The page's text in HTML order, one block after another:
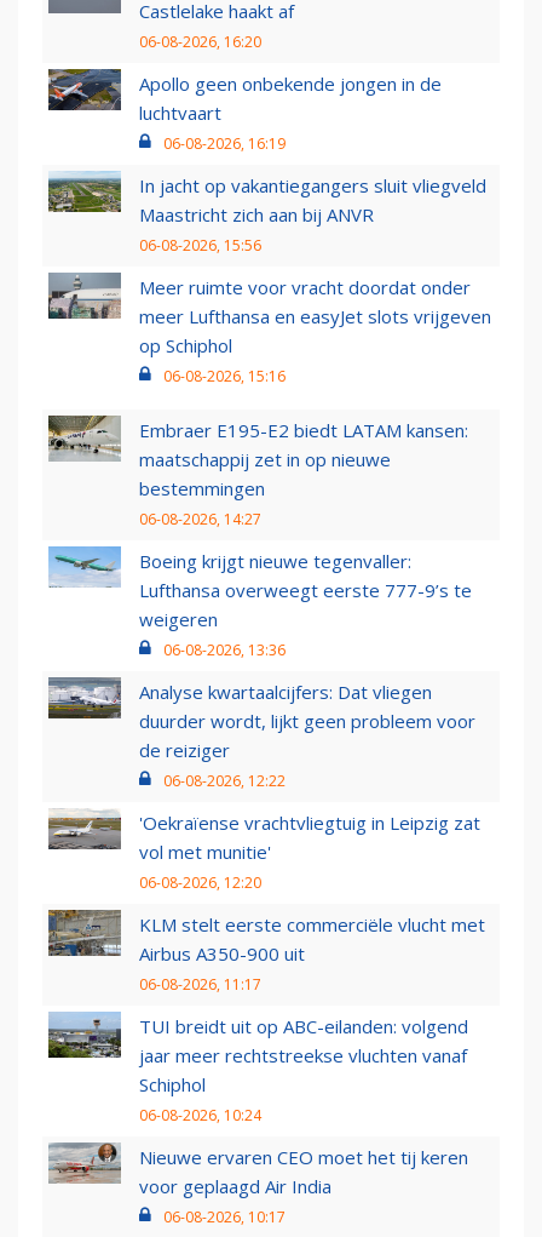
Castlelake haakt af
06-08-2026, 16:20
Apollo geen onbekende jongen in de
luchtvaart
06-08-2026, 16:19
In jacht op vakantiegangers sluit vliegveld
Maastricht zich aan bij ANVR
06-08-2026, 15:56
Meer ruimte voor vracht doordat onder
meer Lufthansa en easyJet slots vrijgeven
op Schiphol
06-08-2026, 15:16
Embraer E195-E2 biedt LATAM kansen:
maatschappij zet in op nieuwe
bestemmingen
06-08-2026, 14:27
Boeing krijgt nieuwe tegenvaller:
Lufthansa overweegt eerste 777-9’s te
weigeren
06-08-2026, 13:36
Analyse kwartaalcijfers: Dat vliegen
duurder wordt, lijkt geen probleem voor
de reiziger
06-08-2026, 12:22
'Oekraïense vrachtvliegtuig in Leipzig zat
vol met munitie'
06-08-2026, 12:20
KLM stelt eerste commerciële vlucht met
Airbus A350-900 uit
06-08-2026, 11:17
TUI breidt uit op ABC-eilanden: volgend
jaar meer rechtstreekse vluchten vanaf
Schiphol
06-08-2026, 10:24
Nieuwe ervaren CEO moet het tij keren
voor geplaagd Air India
06-08-2026, 10:17